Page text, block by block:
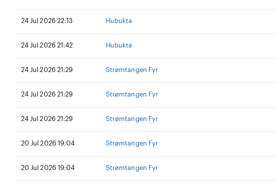
24 Jul 2026 22:13 Hubukta
24 Jul 2026 21:42 Hubukta
24 Jul 2026 21:29 Strømtangen Fyr
24 Jul 2026 21:29 Strømtangen Fyr
24 Jul 2026 21:29 Strømtangen Fyr
20 Jul 2026 19:04 Strømtangen Fyr
20 Jul 2026 19:04 Strømtangen Fyr